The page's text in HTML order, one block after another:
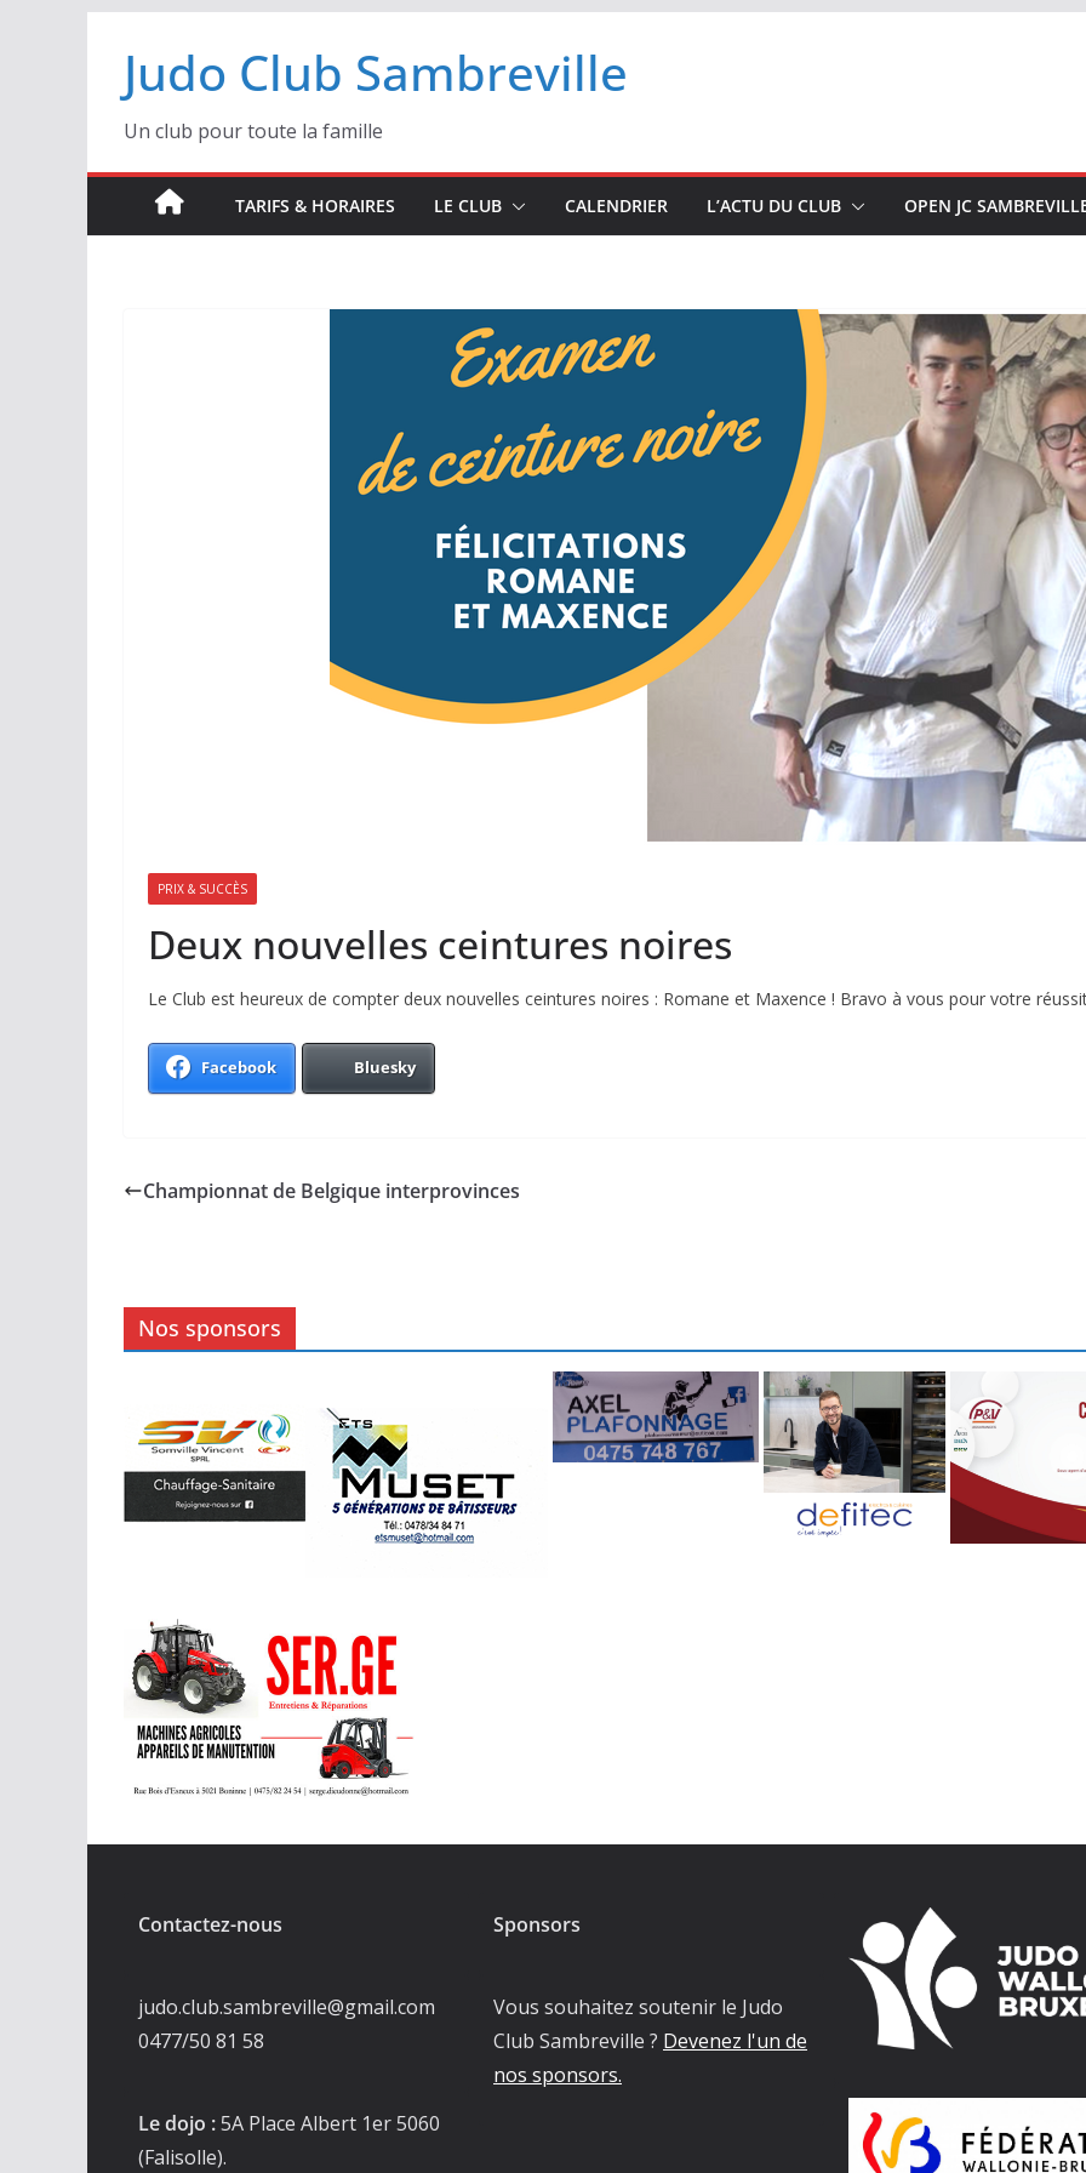
contenu
Judo Club Sambreville
Un club pour toute la famille
TARIFS & HORAIRES LE CLUB CALENDRIER L’ACTU DU CLUB OPEN JC
PRIX & SUCCÈS
Deux nouvelles ceintures noires
Le Club est heureux de compter deux nouvelles ceintures noires : Romane et Maxence ! Bravo à vous pour votre
Facebook Bluesky
Championnat de Belgique interprovinces
Nos sponsors
Contactez-nous
judo.club.sambreville@gmail.com
0477/50 81 58
Le dojo :5A Place Albert 1er 5060
(Falisolle).
Sponsors
Vous souhaitez soutenir le Judo
Club Sambreville ? Devenez l'un de
nos sponsors.